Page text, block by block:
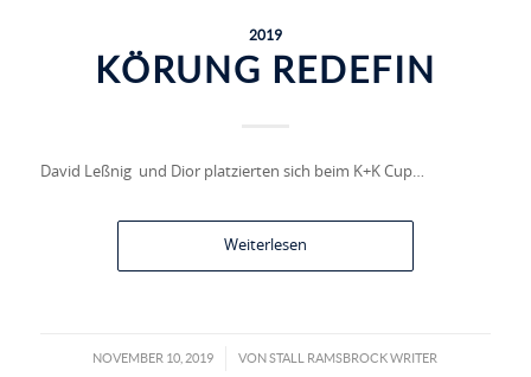
2019
KÖRUNG REDEFIN
David Leßnig und Dior platzierten sich beim K+K Cup…
Weiterlesen
NOVEMBER 10, 2019
/ VONSTALL RAMSBROCK WRITER